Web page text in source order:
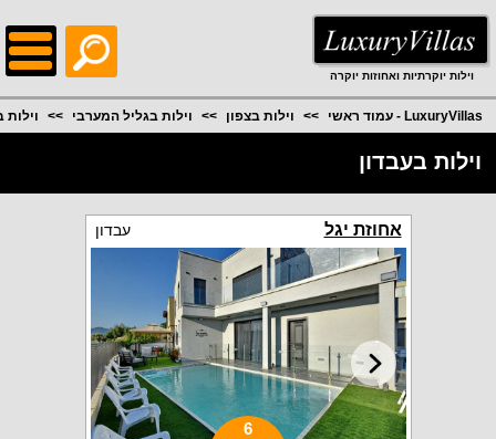
וילות יוקרתיות ואחוזות יוקרה
LuxuryVillas - עמוד ראשי וילות בצפון וילות בגליל המערבי וילות
וילות בעבדון
אחוזת יגל עבדון
6